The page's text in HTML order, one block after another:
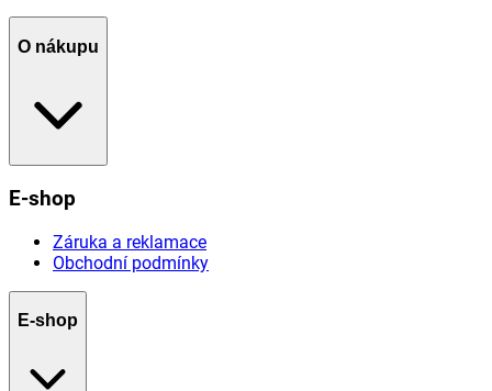
O nákupu
E-shop
Záruka a reklamace
Obchodní podmínky
E-shop